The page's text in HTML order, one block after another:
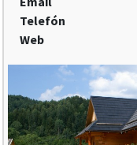
Telefón
Web